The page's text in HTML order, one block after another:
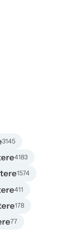
3145
4183
1574
411
178
77